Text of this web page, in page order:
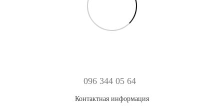
096 344 05 64
Контактная информация